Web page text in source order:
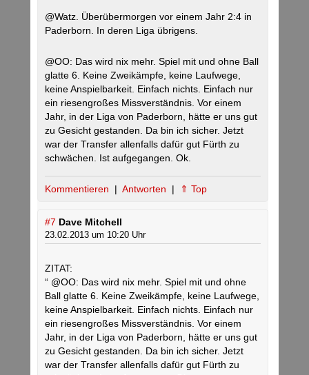
@Watz. Überübermorgen vor einem Jahr 2:4 in
Paderborn. In deren Liga übrigens.
@OO: Das wird nix mehr. Spiel mit und ohne Ball
glatte 6. Keine Zweikämpfe, keine Laufwege,
keine Anspielbarkeit. Einfach nichts. Einfach nur
ein riesengroßes Missverständnis. Vor einem
Jahr, in der Liga von Paderborn, hätte er uns gut
zu Gesicht gestanden. Da bin ich sicher. Jetzt
war der Transfer allenfalls dafür gut Fürth zu
schwächen. Ist aufgegangen. Ok.
Kommentieren | Antworten | ⇑ Top
#7 Dave Mitchell
23.02.2013 um 10:20 Uhr
ZITAT:
“ @OO: Das wird nix mehr. Spiel mit und ohne
Ball glatte 6. Keine Zweikämpfe, keine Laufwege,
keine Anspielbarkeit. Einfach nichts. Einfach nur
ein riesengroßes Missverständnis. Vor einem
Jahr, in der Liga von Paderborn, hätte er uns gut
zu Gesicht gestanden. Da bin ich sicher. Jetzt
war der Transfer allenfalls dafür gut Fürth zu